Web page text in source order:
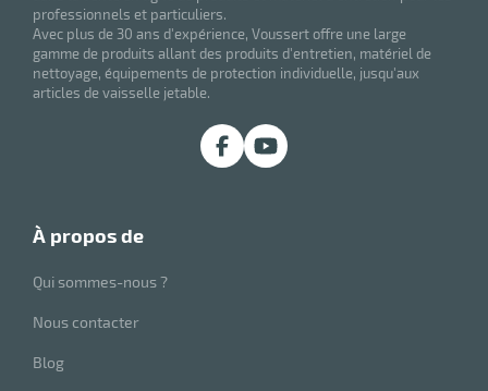
professionnels et particuliers.
Avec plus de 30 ans d'expérience, Voussert offre une large
gamme de produits allant des produits d'entretien, matériel de
nettoyage, équipements de protection individuelle, jusqu'aux
articles de vaisselle jetable.
à propos de
Qui sommes-nous ?
Nous contacter
Blog